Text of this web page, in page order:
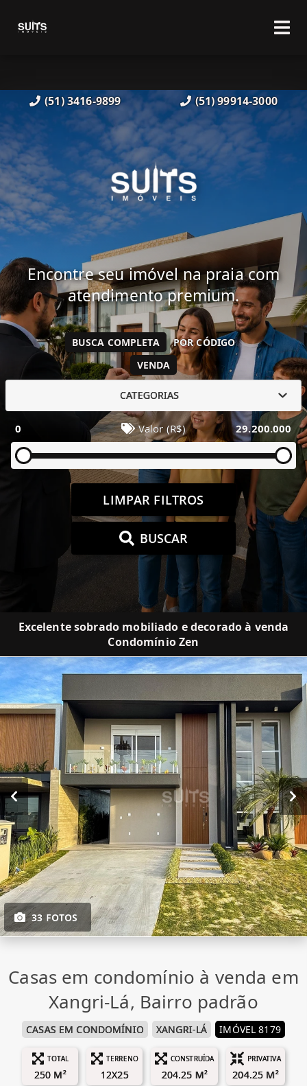
(51) 3416-9899 (51) 99914-3000
Encontre seu imóvel na praia com
atendimento premium.
VENDA
BUSCA COMPLETA POR CÓDIGO
CATEGORIAS
0 Valor (R$) 29.200.000
LIMPAR FILTROS
BUSCAR
Excelente sobrado mobiliado e decorado à venda
Condomínio Zen
33 FOTOS
Casas em condomínio à venda em
Xangri-Lá, Bairro padrão
CASAS EM CONDOMÍNIO XANGRI-LÁ IMÓVEL 8179
TOTAL
250 M²
TERRENO
12X25
CONSTRUÍDA
204.25 M²
PRIVATIVA
204.25 M²